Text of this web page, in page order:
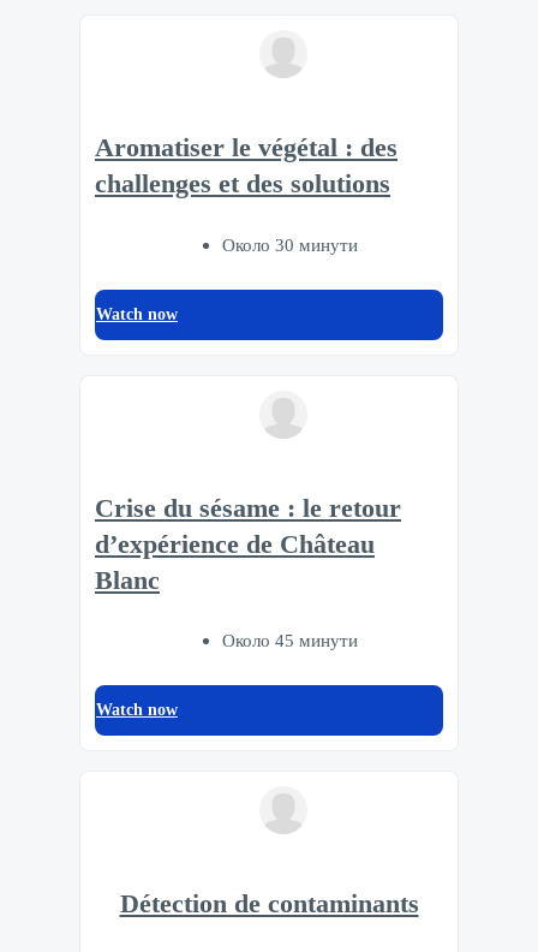
Aromatiser le végétal : des
challenges et des solutions
Около 30 минути
Watch now
Crise du sésame : le retour
d’expérience de Château
Blanc
Около 45 минути
Watch now
Détection de contaminants